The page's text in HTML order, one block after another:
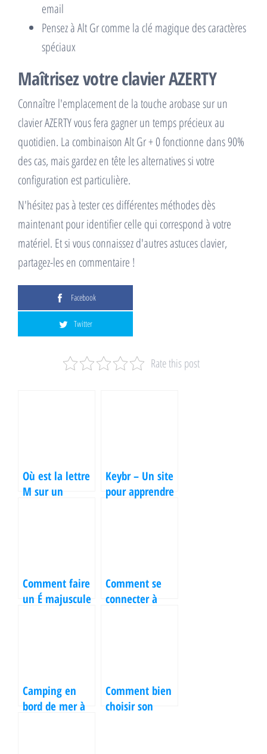
email
Pensez à Alt Gr comme la clé magique des caractères
spéciaux
Maîtrisez votre clavier AZERTY
Connaître l'emplacement de la touche arobase sur un
clavier AZERTY vous fera gagner un temps précieux au
quotidien. La combinaison Alt Gr + 0 fonctionne dans 90%
des cas, mais gardez en tête les alternatives si votre
configuration est particulière.
N'hésitez pas à tester ces différentes méthodes dès
maintenant pour identifier celle qui correspond à votre
matériel. Et si vous connaissez d'autres astuces clavier,
partagez-les en commentaire !
Facebook
Twitter
Rate this post
Où est la lettre
M sur un
Keybr – Un site
pour apprendre
Comment faire
un É majuscule
Comment se
connecter à
Camping en
bord de mer à
Comment bien
choisir son